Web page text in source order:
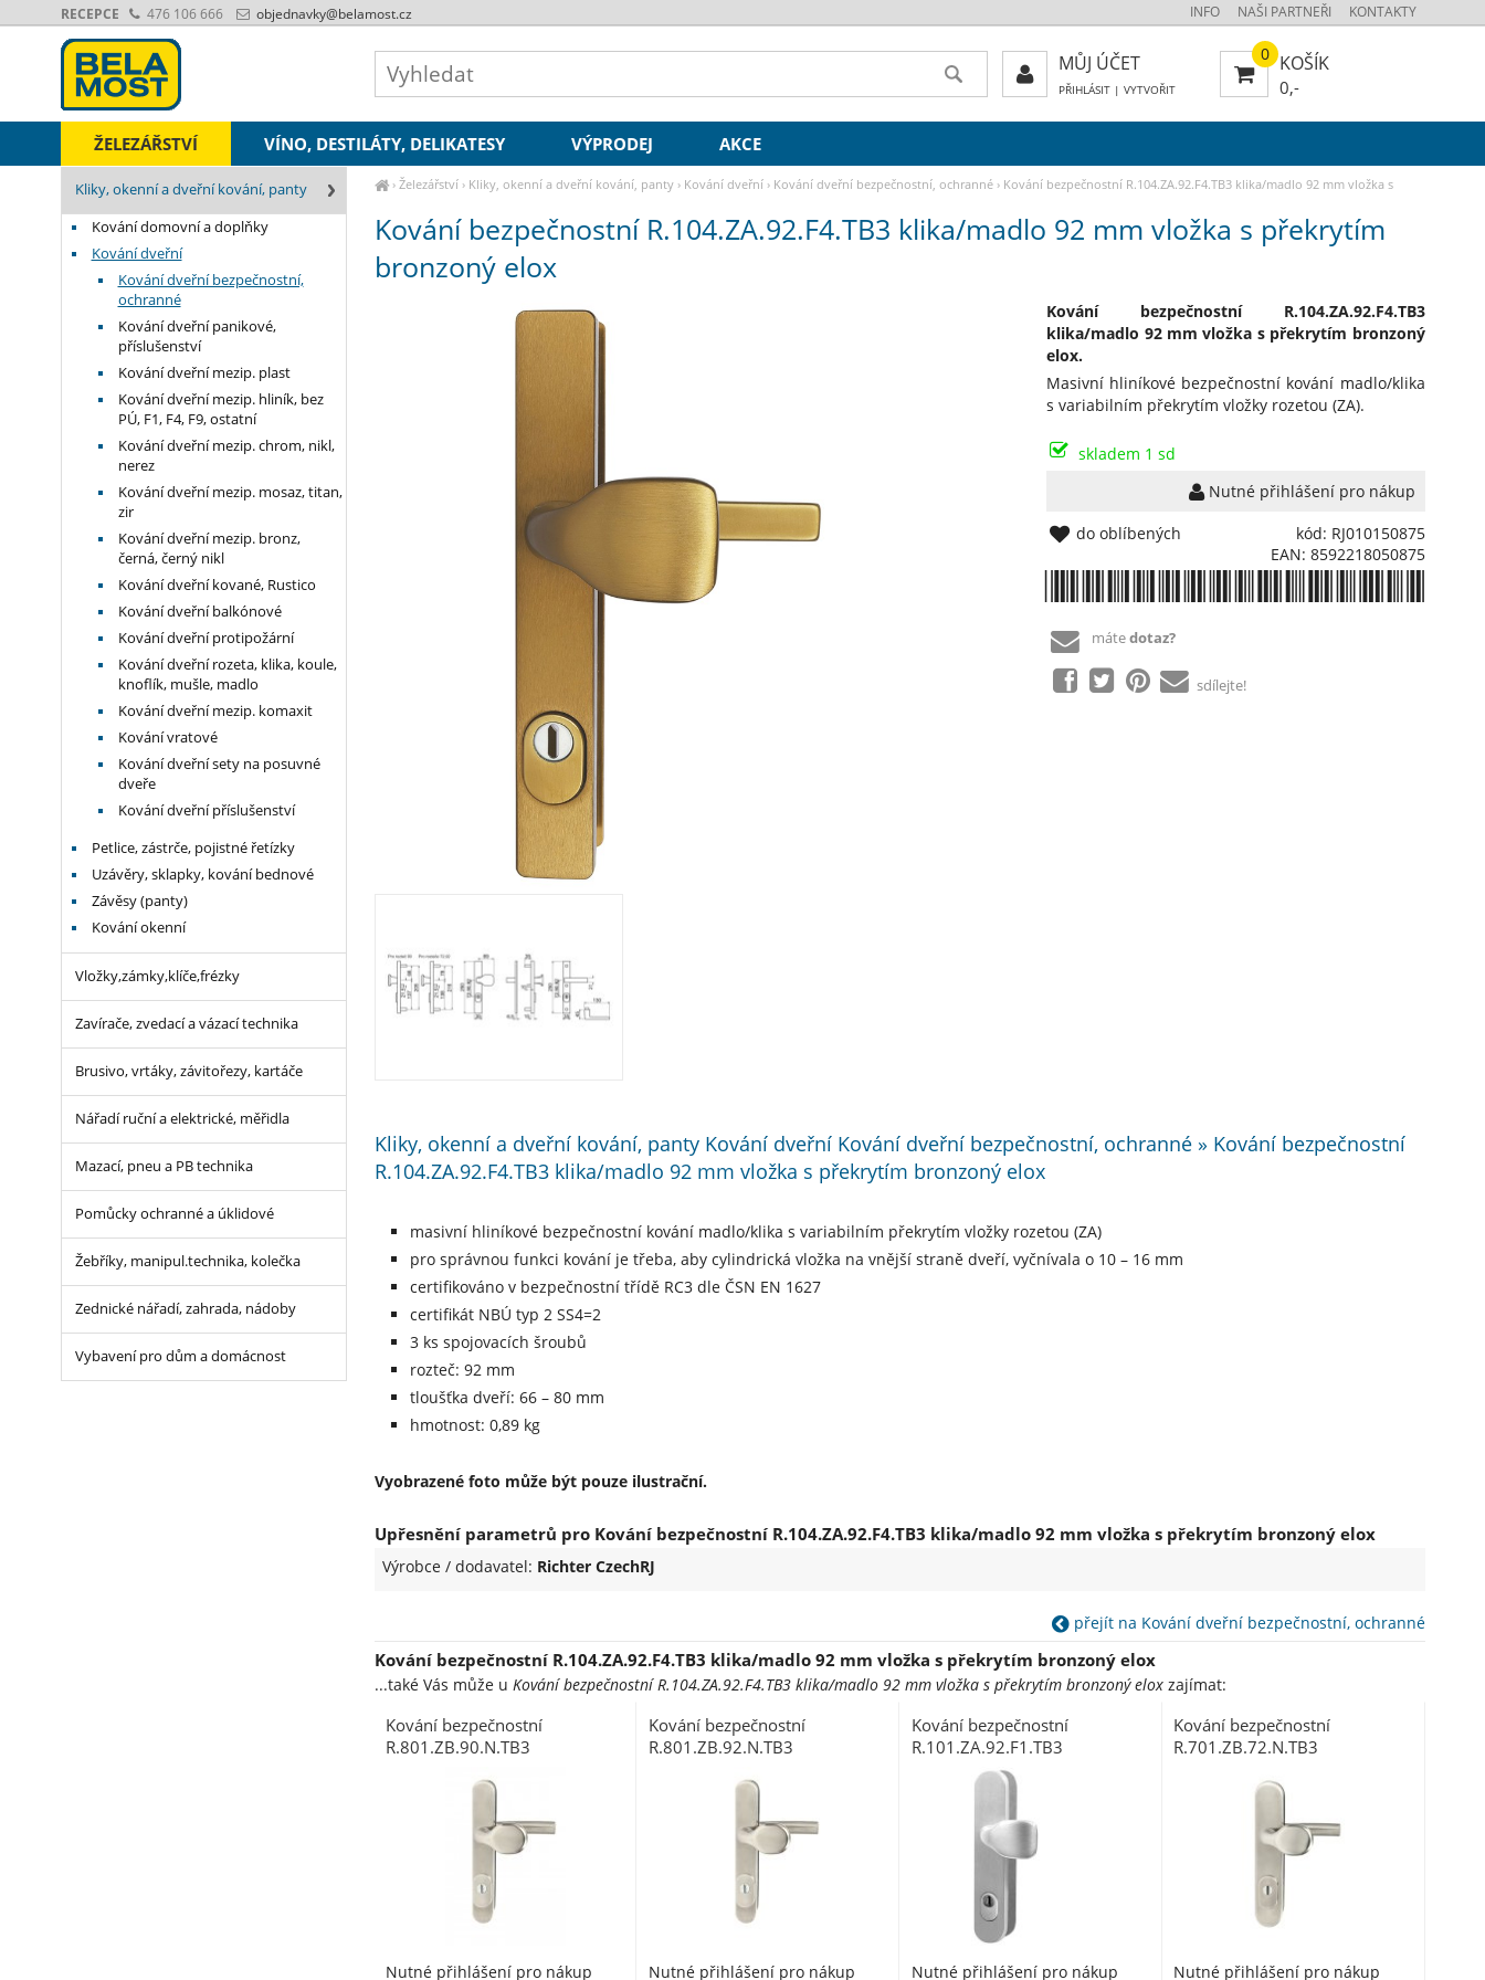
› Železářství› Kliky, okenní a dveřní kování, panty› Kování dveřní› Kování dveřní bezpečnostní, ochranné› Kování bezpečnostní R.104.ZA.92.F4.TB3 klika/madlo 92 mm vložka s
Kování bezpečnostní R.104.ZA.92.F4.TB3 klika/madlo 92 mm vložka s překrytím
bronzoný elox
Kování bezpečnostní R.104.ZA.92.F4.TB3
klika/madlo 92 mm vložka s překrytím bronzoný
elox.
Masivní hliníkové bezpečnostní kování madlo/klika
s variabilním překrytím vložky rozetou (ZA).
skladem 1 sd
Nutné přihlášení pro nákup
kód: RJ010150875
EAN: 8592218050875
do oblíbených
mátedotaz?
sdílejte!
Kliky, okenní a dveřní kování, panty Kování dveřní Kování dveřní bezpečnostní, ochranné » Kování bezpečnostní
R.104.ZA.92.F4.TB3 klika/madlo 92 mm vložka s překrytím bronzoný elox
masivní hliníkové bezpečnostní kování madlo/klika s variabilním překrytím vložky rozetou (ZA)
pro správnou funkci kování je třeba, aby cylindrická vložka na vnější straně dveří, vyčnívala o 10 – 16 mm
certifikováno v bezpečnostní třídě RC3 dle ČSN EN 1627
certifikát NBÚ typ 2 SS4=2
3 ks spojovacích šroubů
rozteč: 92 mm
tloušťka dveří: 66 – 80 mm
hmotnost: 0,89 kg
Vyobrazené foto může být pouze ilustrační.
Upřesnění parametrů pro Kování bezpečnostní R.104.ZA.92.F4.TB3 klika/madlo 92 mm vložka s překrytím bronzoný elox
Výrobce / dodavatel: Richter CzechRJ
přejít na Kování dveřní bezpečnostní, ochranné
Kování bezpečnostní R.104.ZA.92.F4.TB3 klika/madlo 92 mm vložka s překrytím bronzoný elox
...také Vás může u Kování bezpečnostní R.104.ZA.92.F4.TB3 klika/madlo 92 mm vložka s překrytím bronzoný eloxzajímat:
Kování bezpečnostní
R.801.ZB.90.N.TB3
nerez N s překrytím
Nutné přihlášení pro nákup
Kování bezpečnostní
R.801.ZB.92.N.TB3
překrytím nerez N RJ01020021
Nutné přihlášení pro nákup
Kování bezpečnostní
R.101.ZA.92.F1.TB3
madlo/madlo 92 mm vložka
stříbrný elox F1 s překrytím
Nutné přihlášení pro nákup
Kování bezpečnostní
R.701.ZB.72.N.TB3
nerez s překrytím
Nutné přihlášení pro nákup
Kliky, okenní a dveřní kování, panty
Kování domovní a doplňky
Kování dveřní
Kování dveřní bezpečnostní,
ochranné
Kování dveřní panikové,
příslušenství
Kování dveřní mezip. plast
Kování dveřní mezip. hliník, bez
PÚ, F1, F4, F9, ostatní
Kování dveřní mezip. chrom, nikl,
nerez
Kování dveřní mezip. mosaz, titan,
zir
Kování dveřní mezip. bronz,
černá, černý nikl
Kování dveřní kované, Rustico
Kování dveřní balkónové
Kování dveřní protipožární
Kování dveřní rozeta, klika, koule,
knoflík, mušle, madlo
Kování dveřní mezip. komaxit
Kování vratové
Kování dveřní sety na posuvné
dveře
Kování dveřní příslušenství
Petlice, zástrče, pojistné řetízky
Uzávěry, sklapky, kování bednové
Závěsy (panty)
Kování okenní
Vložky,zámky,klíče,frézky
Zavírače, zvedací a vázací technika
Brusivo, vrtáky, závitořezy, kartáče
Nářadí ruční a elektrické, měřidla
Mazací, pneu a PB technika
Pomůcky ochranné a úklidové
Žebříky, manipul.technika, kolečka
Zednické nářadí, zahrada, nádoby
Vybavení pro dům a domácnost
ŽELEZÁŘSTVÍ VÍNO, DESTILÁTY, DELIKATESY VÝPRODEJ AKCE
INFO NAŠI PARTNEŘI KONTAKTY
RECEPCE 476 106 666 objednavky@belamost.cz
0 KOŠÍK
0,-
MŮJ ÚČET
PŘIHLÁSIT| VYTVOŘIT